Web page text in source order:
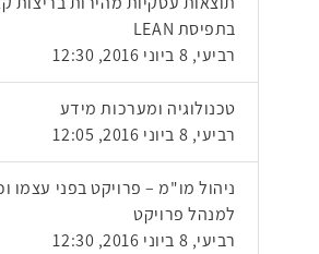
בתפיסת LEAN
רביעי, 8 ביוני 2016, 12:30
טכנולוגיה ומערכות מידע
רביעי, 8 ביוני 2016, 12:05
ניהול מו"מ – פרויקט בפני עצמו
למנהל פרויקט
רביעי, 8 ביוני 2016, 12:30